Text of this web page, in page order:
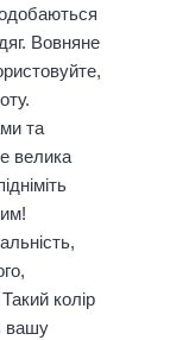
Вовняне
та
велика
колір
вашу